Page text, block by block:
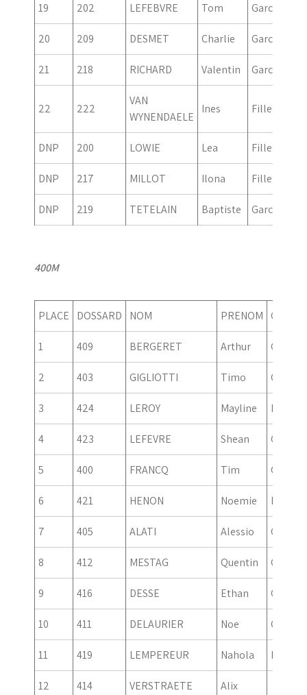
19 202 LEFEBVRE Tom Garcon
20 209 DESMET Charlie Garcon
21 218 RICHARD Valentin Garcon
22 222
VAN
WYNENDAELE
Ines Fille
DNP 200 LOWIE Lea Fille
DNP 217 MILLOT Ilona Fille
DNP 219 TETELAIN Baptiste Garcon
400M
PLACE DOSSARD NOM PRENOM GENRE
1 409 BERGERET Arthur Garcon
2 403 GIGLIOTTI Timo Garcon
3 424 LEROY Mayline Fille
4 423 LEFEVRE Shean Garcon
5 400 FRANCQ Tim Garcon
6 421 HENON Noemie Fille
7 405 ALATI Alessio Garcon
8 412 MESTAG Quentin Garcon
9 416 DESSE Ethan Garcon
10 411 DELAURIER Noe Garcon
11 419 LEMPEREUR Nahola Fille
12 414 VERSTRAETE Alix